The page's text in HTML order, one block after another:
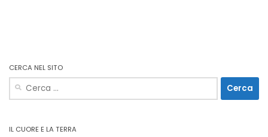
CERCA NEL SITO
Ricerca
per:
IL CUORE E LA TERRA